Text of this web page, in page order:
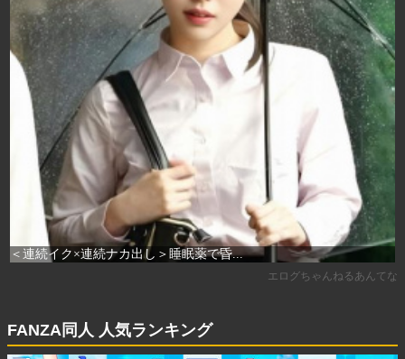
FANZA同人 人気ランキング